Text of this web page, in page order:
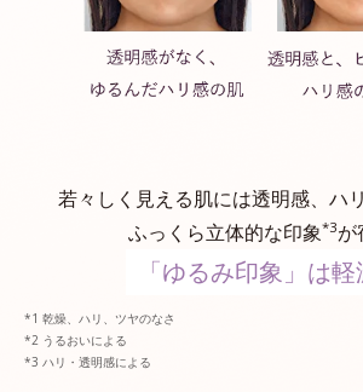
若々しく見える肌には透明感、ハ
ふっくら立体的な印象*3が
「ゆるみ印象」は軽
乾燥、ハリ、ツヤのなさ
うるおいによる
ハリ・透明感による